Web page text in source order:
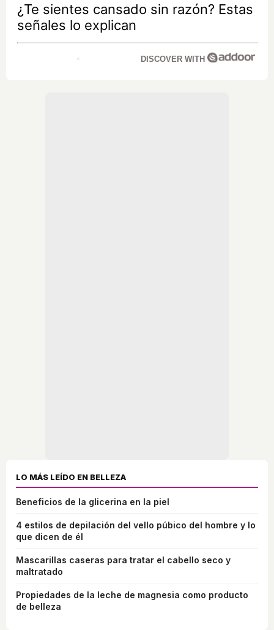
¿Te sientes cansado sin razón? Estas
señales lo explican
DISCOVER WITH
LO MÁS LEÍDO EN BELLEZA
Beneficios de la glicerina en la piel
4 estilos de depilación del vello púbico del hombre y lo
que dicen de él
Mascarillas caseras para tratar el cabello seco y
maltratado
Propiedades de la leche de magnesia como producto
de belleza